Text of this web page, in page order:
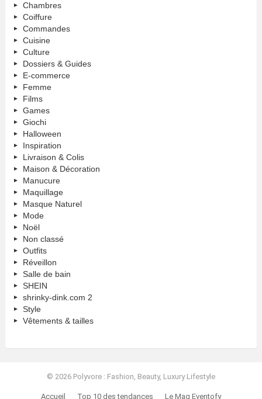
Chambres
Coiffure
Commandes
Cuisine
Culture
Dossiers & Guides
E-commerce
Femme
Films
Games
Giochi
Halloween
Inspiration
Livraison & Colis
Maison & Décoration
Manucure
Maquillage
Masque Naturel
Mode
Noël
Non classé
Outfits
Réveillon
Salle de bain
SHEIN
shrinky-dink.com 2
Style
Vêtements & tailles
© 2026 Polyvore : Fashion, Beauty, Luxury Lifestyle
Accueil Top 10 des tendances Le Mag Eventofy